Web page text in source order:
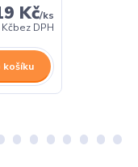
Kč/ks
bez DPH
košíku